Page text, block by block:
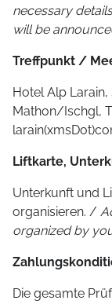
necessary
will be
Treffpunkt /
Hotel Alp
Mathon/Ischgl,
Liftkarte,
Unterkunft und
organisieren. /
organized by
Die gesamte